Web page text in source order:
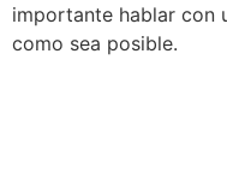
importante hablar con
como sea posible.